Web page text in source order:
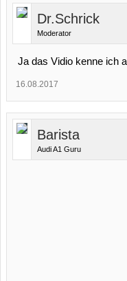
Dr.Schrick
Moderator
Ja das Vidio kenne ich
16.08.2017
Barista
Audi A1 Guru